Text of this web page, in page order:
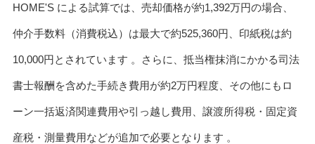
HOME'S による試算では、売却価格が約1,392万円の場合、
仲介手数料（消費税込）は最大で約525,360円、印紙税は約
10,000円とされています 。さらに、抵当権抹消にかかる司法
書士報酬を含めた手続き費用が約2万円程度、その他にもロ
ーン一括返済関連費用や引っ越し費用、譲渡所得税・固定資
産税・測量費用などが追加で必要となります 。